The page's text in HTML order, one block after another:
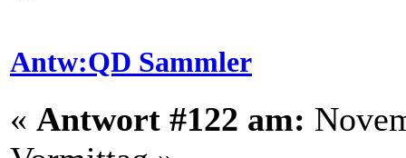
Antw:QD Sammler
« Antwort #122 am: